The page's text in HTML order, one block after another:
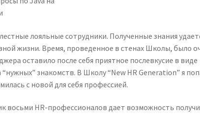
лояльные сотрудники. Полученные знания
жизни. Время, проведенное в стенах Школы, было
оставило после себя приятное послевкусие в виде
знакомств. В Школу “New HR Generation” я
с новой для себя профессией.
восьми HR-профессионалов дает возможность